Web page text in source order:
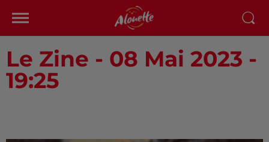
Le Zine - 08 Mai 2023 -
19:25